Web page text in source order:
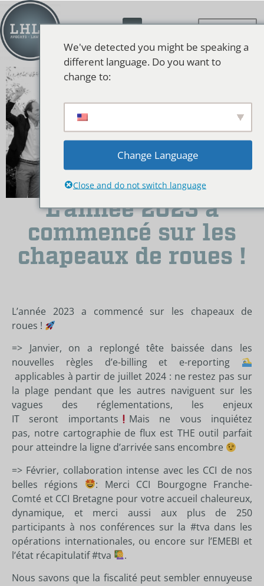
L’année 2023 a
commencé sur les
chapeaux de roues !
L’année 2023 a commencé sur les chapeaux de
roues !
=> Janvier, on a replongé tête baissée dans les
nouvelles règles d’e-billing et e-reporting
applicables à partir de juillet 2024 : ne restez pas sur
la plage pendant que les autres naviguent sur les
vagues des réglementations, les enjeux
IT seront importants
Mais ne vous inquiétez
pas, notre cartographie de flux est THE outil parfait
pour atteindre la ligne d’arrivée sans encombre
=> Février, collaboration intense avec les CCI de nos
belles régions
: Merci CCI Bourgogne Franche-
Comté et CCI Bretagne pour votre accueil chaleureux,
dynamique, et merci aussi aux plus de 250
participants à nos conférences sur la #tva dans les
opérations internationales, ou encore sur l’EMEBI et
l’état récapitulatif#tva
.
Nous savons que la fiscalité peut sembler ennuyeuse
We've detected you might be speaking a
different language. Do you want to
change to:
Change Language
Close and do not switch language